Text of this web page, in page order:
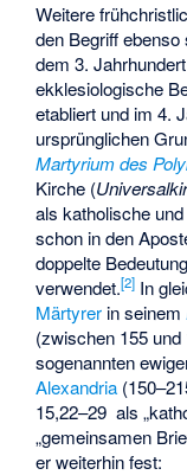
Weitere
den Begriff
dem 3.
ekklesiologische
etabliert und im 4.
ursprünglichen
Martyrium des
Kirche (
als katholische
schon in den
doppelte
verwendet.[2] In
Märtyrer in seinem
(zwischen 155 und
sogenannten
Alexandria
15,22–29 als
„gemeinsamen
er weiterhin fest: